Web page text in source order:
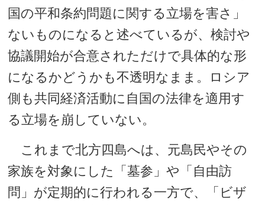
国の平和条約問題に関する立場を害さ」
ないものになると述べているが、検討や
協議開始が合意されただけで具体的な形
になるかどうかも不透明なまま。ロシア
側も共同経済活動に自国の法律を適用す
る立場を崩していない。
これまで北方四島へは、元島民やその
家族を対象にした「墓参」や「自由訪
問」が定期的に行われる一方で、「ビザ